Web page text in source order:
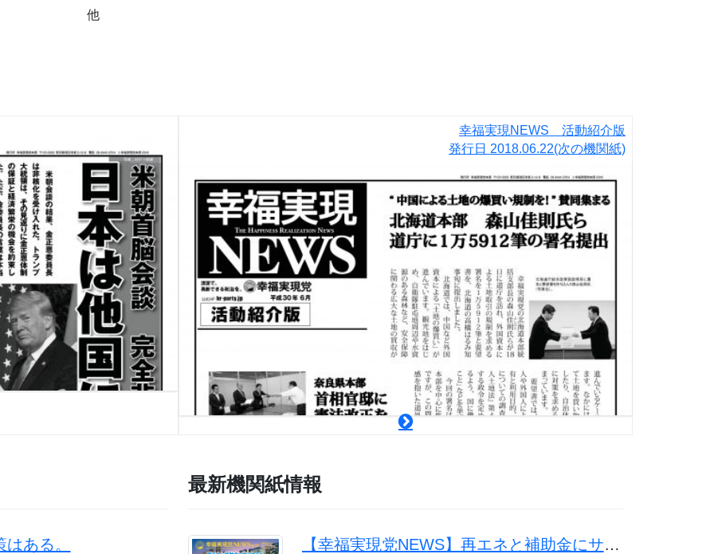
他
幸福実現NEWS 活動紹介版
発行日 2018.06.22(次の機関紙)
ある。
最新機関紙情報
【幸福実現党NEWS】再エネと補助金にサヨナラを。原発と石炭火力で電気代を下げよう